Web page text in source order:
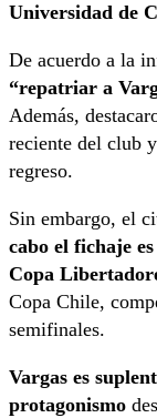
Universidad de
De acuerdo a la
“repatriar a
Además,
reciente del club
regreso.
Sin embargo, el
cabo el fichaje
Copa
Copa Chile,
semifinales.
Vargas es
protagonismo